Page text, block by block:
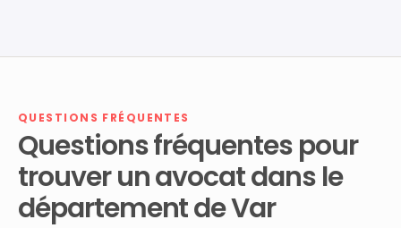
QUESTIONS FRÉQUENTES
Questions fréquentes pour
trouver un avocat dans le
département de Var